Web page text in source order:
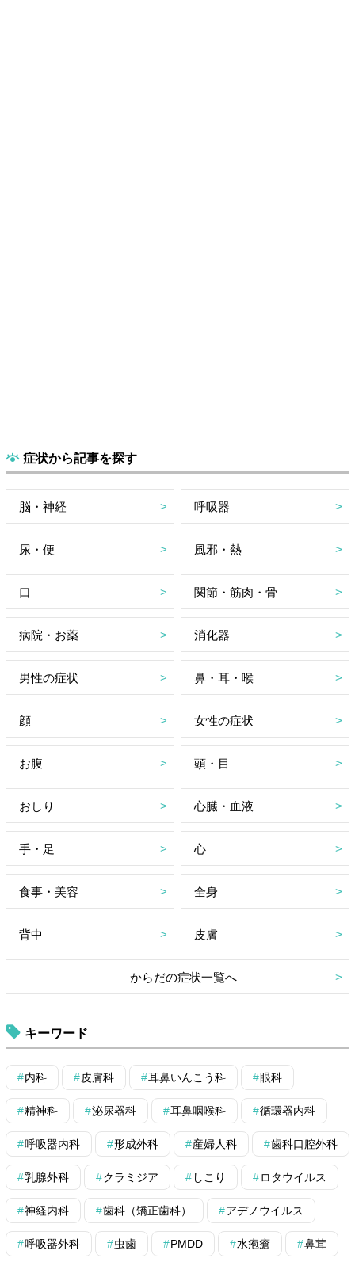
症状から記事を探す
脳・神経 呼吸器
尿・便 風邪・熱
口 関節・筋肉・骨
病院・お薬 消化器
男性の症状 鼻・耳・喉
顔 女性の症状
お腹 頭・目
おしり 心臓・血液
手・足 心
食事・美容 全身
背中 皮膚
からだの症状一覧へ
キーワード
内科 皮膚科 耳鼻いんこう科 眼科
精神科 泌尿器科 耳鼻咽喉科 循環器内科
呼吸器内科 形成外科 産婦人科 歯科口腔外科
乳腺外科 クラミジア しこり ロタウイルス
神経内科 歯科（矯正歯科） アデノウイルス
呼吸器外科 虫歯 PMDD 水疱瘡 鼻茸